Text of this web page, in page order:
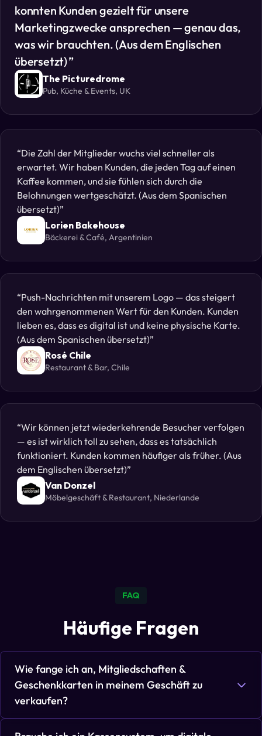
konnten Kunden gezielt für unsere
Marketingzwecke ansprechen — genau das,
was wir brauchten. (Aus dem Englischen
übersetzt)
The Picturedrome
Pub, Küche & Events, UK
Die Zahl der Mitglieder wuchs viel schneller als
erwartet. Wir haben Kunden, die jeden Tag auf einen
Kaffee kommen, und sie fühlen sich durch die
Belohnungen wertgeschätzt. (Aus dem Spanischen
übersetzt)
Lorien Bakehouse
Bäckerei & Café, Argentinien
Push-Nachrichten mit unserem Logo — das steigert
den wahrgenommenen Wert für den Kunden. Kunden
lieben es, dass es digital ist und keine physische Karte.
(Aus dem Spanischen übersetzt)
Rosé Chile
Restaurant & Bar, Chile
Wir können jetzt wiederkehrende Besucher verfolgen
— es ist wirklich toll zu sehen, dass es tatsächlich
funktioniert. Kunden kommen häufiger als früher. (Aus
dem Englischen übersetzt)
Van Donzel
Möbelgeschäft & Restaurant, Niederlande
FAQ
Häufige Fragen
Wie fange ich an, Mitgliedschaften &
Geschenkkarten in meinem Geschäft zu
verkaufen?